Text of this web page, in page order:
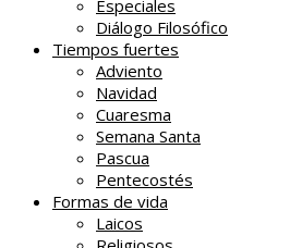
Especiales
Diálogo Filosófico
Tiempos fuertes
Adviento
Navidad
Cuaresma
Semana Santa
Pascua
Pentecostés
Formas de vida
Laicos